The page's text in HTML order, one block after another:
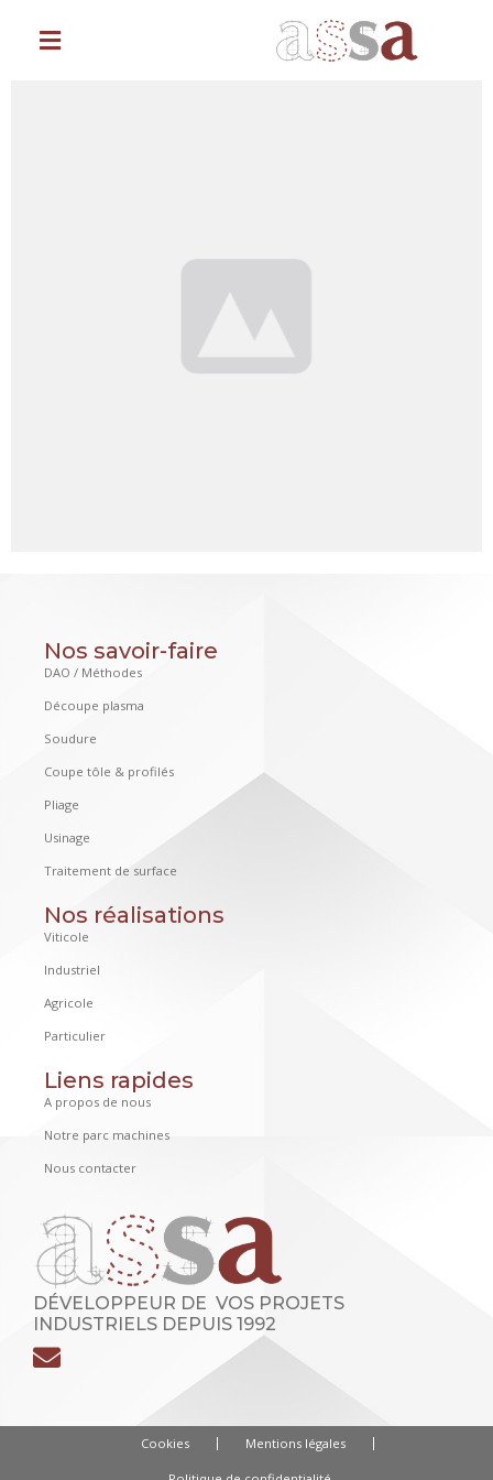
DÉVELOPPEUR DE VOS PROJETS
INDUSTRIELS DEPUIS 1992
Nos savoir-faire
DAO / Méthodes
Découpe plasma
Soudure
Coupe tôle & profilés
Pliage
Usinage
Traitement de surface
Nos réalisations
Viticole
Industriel
Agricole
Particulier
Liens rapides
A propos de nous
Notre parc machines
Nous contacter
Cookies Mentions légales